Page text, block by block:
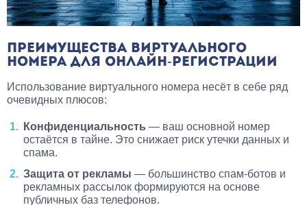
ПРЕИМУЩЕСТВА ВИРТУАЛЬНОГО
НОМЕРА ДЛЯ ОНЛАЙН-РЕГИСТРАЦИИ
Использование виртуального номера несёт в себе ряд
очевидных плюсов:
Конфиденциальность — ваш основной номер
остаётся в тайне. Это снижает риск утечки данных и
спама.
Защита от рекламы — большинство спам-ботов и
рекламных рассылок формируются на основе
публичных баз телефонов.